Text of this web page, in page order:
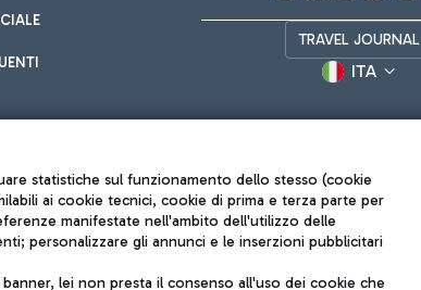
TRAVEL JOURNAL
ITA
statistiche sul funzionamento dello stesso (cookie
ai cookie tecnici, cookie di prima e terza parte per
manifestate nell'ambito dell'utilizzo delle
personalizzare gli annunci e le inserzioni pubblicitari
banner, lei non presta il consenso all'uso dei cookie che